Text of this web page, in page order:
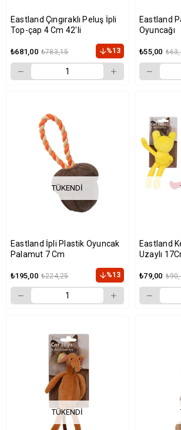
Eastland Çıngıraklı Peluş İpli
Top-çap 4 Cm 42'li
₺681,00 ₺783,15 %13
Eastland
Oyuncağı
₺55,00
TÜKENDI
Eastland İpli Plastik Oyuncak
Palamut 7 Cm
₺195,00 ₺224,25 %13
Eastland
Uzaylı
₺79,00
TÜKENDI